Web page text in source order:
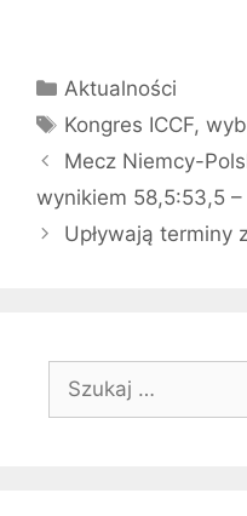
Kategorie
Aktualności
Tagi
Kongres ICCF,
Mecz Niemcy-
wynikiem 58,5:53,5
Upływają terminy
Szukaj: